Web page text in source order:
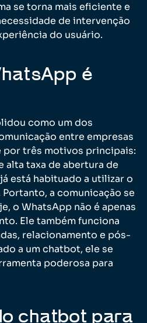
se torna mais eficiente e
de intervenção
do usuário.
é
como um dos
entre empresas
por três motivos principais:
alta taxa de abertura de
está habituado a utilizar o
a comunicação se
o WhatsApp não é apenas
Ele também funciona
relacionamento e pós-
a um chatbot, ele se
poderosa para
chatbot para